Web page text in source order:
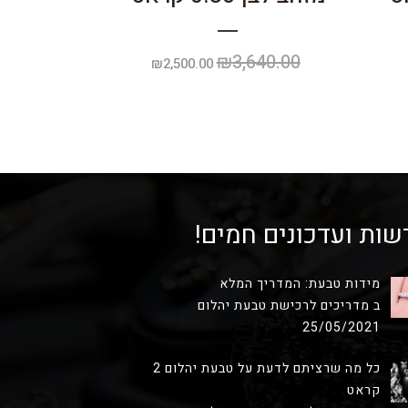
₪3,640.00
המחיר
₪2,500.00
ועדכונים חמים!
מידות טבעת: המדריך המלא
ב מדריכים לרכישת טבעת יהלום
25/05/2021
כל מה שרציתם לדעת על טבעת יהלום 2
קראט